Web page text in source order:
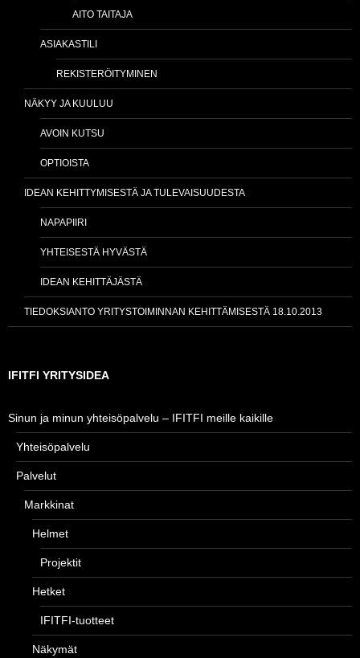
AITO TAITAJA
ASIAKASTILI
REKISTERÖITYMINEN
NÄKYY JA KUULUU
AVOIN KUTSU
OPTIOISTA
IDEAN KEHITTYMISESTÄ JA TULEVAISUUDESTA
NAPAPIIRI
YHTEISESTÄ HYVÄSTÄ
IDEAN KEHITTÄJÄSTÄ
TIEDOKSIANTO YRITYSTOIMINNAN KEHITTÄMISESTÄ 18.10.2013
IFITFI YRITYSIDEA
Sinun ja minun yhteisöpalvelu – IFITFI meille kaikille
Yhteisöpalvelu
Palvelut
Markkinat
Helmet
Projektit
Hetket
IFITFI-tuotteet
Näkymät